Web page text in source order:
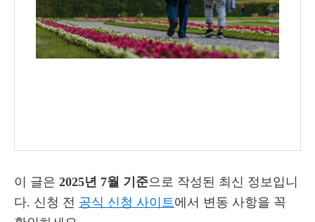
이 글은 2025년 7월 기준으로 작성된 최신 정보입니
다. 신청 전 공식 신청 사이트에서 변동 사항을 꼭